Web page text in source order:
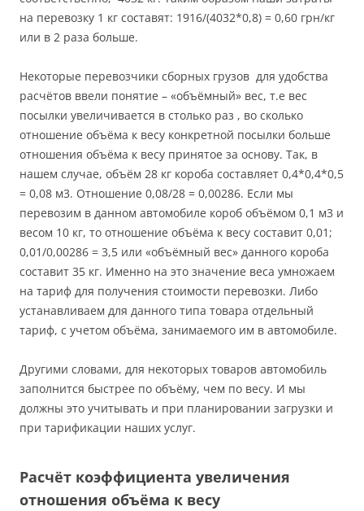
на перевозку 1 кг составят: 1916/(4032*0,8) = 0,60 грн/кг
или в 2 раза больше.
Некоторые перевозчики сборных грузов для удобства
расчётов ввели понятие – «объёмный» вес, т.е вес
посылки увеличивается в столько раз , во сколько
отношение объёма к весу конкретной посылки больше
отношения объёма к весу принятое за основу. Так, в
нашем случае, объём 28 кг короба составляет 0,4*0,4*0,5
= 0,08 м3. Отношение 0,08/28 = 0,00286. Если мы
перевозим в данном автомобиле короб объёмом 0,1 м3 и
весом 10 кг, то отношение объёма к весу составит 0,01;
0,01/0,00286 = 3,5 или «объёмный вес» данного короба
составит 35 кг. Именно на это значение веса умножаем
на тариф для получения стоимости перевозки. Либо
устанавливаем для данного типа товара отдельный
тариф, с учетом объёма, занимаемого им в автомобиле.
Другими словами, для некоторых товаров автомобиль
заполнится быстрее по объёму, чем по весу. И мы
должны это учитывать и при планировании загрузки и
при тарификации наших услуг.
Расчёт коэффициента увеличения
отношения объёма к весу